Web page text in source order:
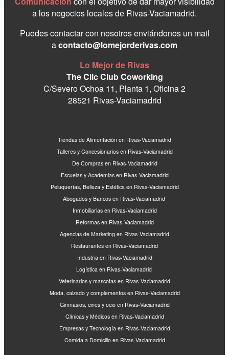
a los negocios locales de Rivas-Vaciamadrid.
Puedes contactar con nosotros enviándonos un mail
acontacto@lomejorderivas.com
Lo Mejor de Rivas
The Clic Club Coworking
C/Severo Ochoa 11, Planta 1, Oficina 2
28521 Rivas-Vaciamadrid
Tiendas de Alimentación en Rivas-Vaciamadrid
Talleres y Concesionarios en Rivas-Vaciamadrid
De Compras en Rivas-Vaciamadrid
Escuelas y Academias en Rivas-Vaciamadrid
Peluquerías, Belleza y Estética en Rivas-Vaciamadrid
Abogados y Bancos en Rivas-Vaciamadrid
Inmobiliarias en Rivas-Vaciamadrid
Reformas en Rivas-Vaciamadrid
Agencias de Marketing en Rivas-Vaciamadrid
Restaurantes en Rivas-Vaciamadrid
Industria en Rivas-Vaciamadrid
Logística en Rivas-Vaciamadrid
Veterinarios y mascotas en Rivas-Vaciamadrid
Moda, calzado y complementos en Rivas-Vaciamadrid
Gimnasios, cines y ocio en Rivas-Vaciamadrid
Clínicas y Médicos en Rivas-Vaciamadrid
Empresas y Tecnología en Rivas-Vaciamadrid
Comida a Domicilio en Rivas-Vaciamadrid